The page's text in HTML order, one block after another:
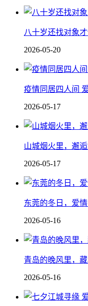
八十岁还找对象
2026-05-20
疫情同居四人间
2026-05-17
山城烟火里，邂
2026-05-17
东莞的冬日，爱
2026-05-16
青岛的晚风里，
2026-05-16